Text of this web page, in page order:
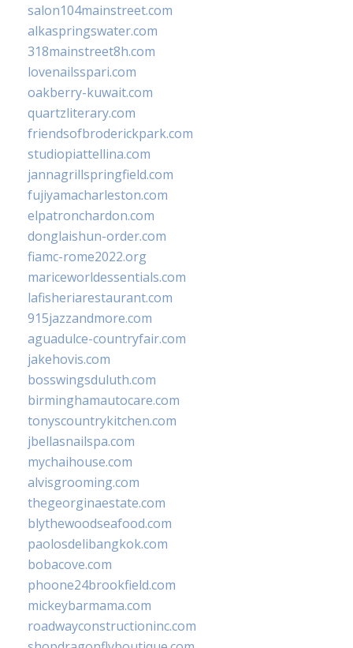
salon104mainstreet.com
alkaspringswater.com
318mainstreet8h.com
lovenailsspari.com
oakberry-kuwait.com
quartzliterary.com
friendsofbroderickpark.com
studiopiattellina.com
jannagrillspringfield.com
fujiyamacharleston.com
elpatronchardon.com
donglaishun-order.com
fiamc-rome2022.org
mariceworldessentials.com
lafisheriarestaurant.com
915jazzandmore.com
aguadulce-countryfair.com
jakehovis.com
bosswingsduluth.com
birminghamautocare.com
tonyscountrykitchen.com
jbellasnailspa.com
mychaihouse.com
alvisgrooming.com
thegeorginaestate.com
blythewoodseafood.com
paolosdelibangkok.com
bobacove.com
phoone24brookfield.com
mickeybarmama.com
roadwayconstructioninc.com